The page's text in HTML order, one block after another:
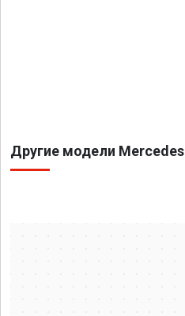
Другие модели Mercedes